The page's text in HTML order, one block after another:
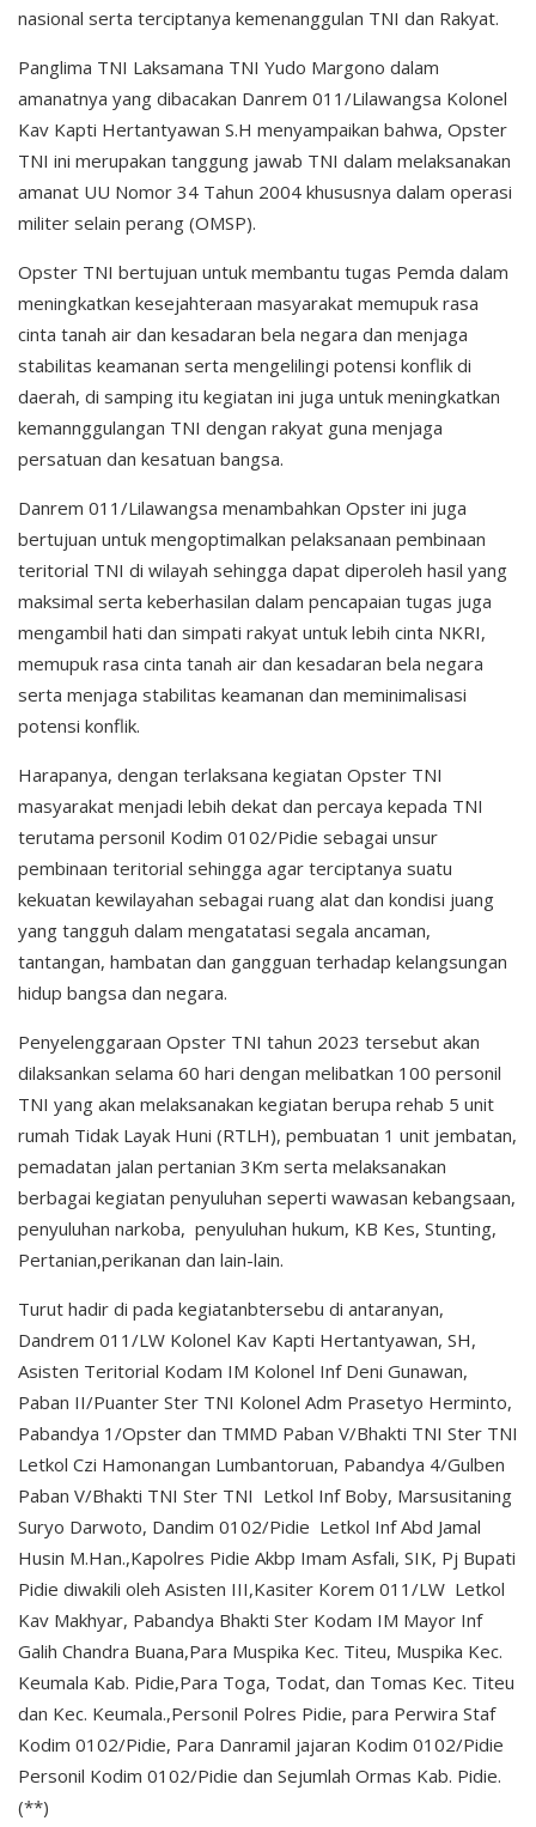
nasional serta terciptanya kemenanggulan TNI dan Rakyat.
Panglima TNI Laksamana TNI Yudo Margono dalam
amanatnya yang dibacakan Danrem 011/Lilawangsa Kolonel
Kav Kapti Hertantyawan S.H menyampaikan bahwa, Opster
TNI ini merupakan tanggung jawab TNI dalam melaksanakan
amanat UU Nomor 34 Tahun 2004 khususnya dalam operasi
militer selain perang (OMSP).
Opster TNI bertujuan untuk membantu tugas Pemda dalam
meningkatkan kesejahteraan masyarakat memupuk rasa
cinta tanah air dan kesadaran bela negara dan menjaga
stabilitas keamanan serta mengelilingi potensi konflik di
daerah, di samping itu kegiatan ini juga untuk meningkatkan
kemannggulangan TNI dengan rakyat guna menjaga
persatuan dan kesatuan bangsa.
Danrem 011/Lilawangsa menambahkan Opster ini juga
bertujuan untuk mengoptimalkan pelaksanaan pembinaan
teritorial TNI di wilayah sehingga dapat diperoleh hasil yang
maksimal serta keberhasilan dalam pencapaian tugas juga
mengambil hati dan simpati rakyat untuk lebih cinta NKRI,
memupuk rasa cinta tanah air dan kesadaran bela negara
serta menjaga stabilitas keamanan dan meminimalisasi
potensi konflik.
Harapanya, dengan terlaksana kegiatan Opster TNI
masyarakat menjadi lebih dekat dan percaya kepada TNI
terutama personil Kodim 0102/Pidie sebagai unsur
pembinaan teritorial sehingga agar terciptanya suatu
kekuatan kewilayahan sebagai ruang alat dan kondisi juang
yang tangguh dalam mengatatasi segala ancaman,
tantangan, hambatan dan gangguan terhadap kelangsungan
hidup bangsa dan negara.
Penyelenggaraan Opster TNI tahun 2023 tersebut akan
dilaksankan selama 60 hari dengan melibatkan 100 personil
TNI yang akan melaksanakan kegiatan berupa rehab 5 unit
rumah Tidak Layak Huni (RTLH), pembuatan 1 unit jembatan,
pemadatan jalan pertanian 3Km serta melaksanakan
berbagai kegiatan penyuluhan seperti wawasan kebangsaan,
penyuluhan narkoba, penyuluhan hukum, KB Kes, Stunting,
Pertanian,perikanan dan lain-lain.
Turut hadir di pada kegiatanbtersebu di antaranyan,
Dandrem 011/LW Kolonel Kav Kapti Hertantyawan, SH,
Asisten Teritorial Kodam IM Kolonel Inf Deni Gunawan,
Paban II/Puanter Ster TNI Kolonel Adm Prasetyo Herminto,
Pabandya 1/Opster dan TMMD Paban V/Bhakti TNI Ster TNI
Letkol Czi Hamonangan Lumbantoruan, Pabandya 4/Gulben
Paban V/Bhakti TNI Ster TNI Letkol Inf Boby, Marsusitaning
Suryo Darwoto, Dandim 0102/Pidie Letkol Inf Abd Jamal
Husin M.Han.,Kapolres Pidie Akbp Imam Asfali, SIK, Pj Bupati
Pidie diwakili oleh Asisten III,Kasiter Korem 011/LW Letkol
Kav Makhyar, Pabandya Bhakti Ster Kodam IM Mayor Inf
Galih Chandra Buana,Para Muspika Kec. Titeu, Muspika Kec.
Keumala Kab. Pidie,Para Toga, Todat, dan Tomas Kec. Titeu
dan Kec. Keumala.,Personil Polres Pidie, para Perwira Staf
Kodim 0102/Pidie, Para Danramil jajaran Kodim 0102/Pidie
Personil Kodim 0102/Pidie dan Sejumlah Ormas Kab. Pidie.
(**)